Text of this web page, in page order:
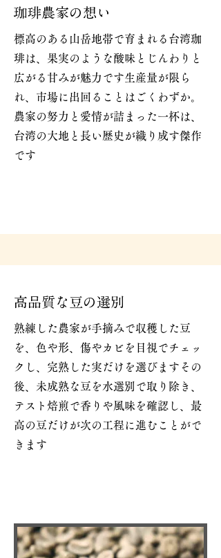
珈琲農家の想い
標高のある山岳地帯で育まれる台湾珈
琲は、果実のような酸味とじんわりと
広がる甘みが魅力です生産量が限ら
れ、市場に出回ることはごくわずか。
農家の努力と愛情が詰まった一杯は、
台湾の大地と長い歴史が織り成す傑作
です
高品質な豆の選別
熟練した農家が手摘みで収穫した豆
を、色や形、傷やカビを目視でチェッ
クし、完熟した実だけを選びますその
後、未成熟な豆を水選別で取り除き、
テスト焙煎で香りや風味を確認し、最
高の豆だけが次の工程に進むことがで
きます